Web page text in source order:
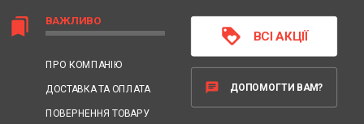
bookmarks ВАЖЛИВО
ПРО КОМПАНІЮ
ДОСТАВКА ТА ОПЛАТА
ПОВЕРНЕННЯ ТОВАРУ
loyalty ВСІ АКЦІЇ
chat ДОПОМОГТИ ВАМ?